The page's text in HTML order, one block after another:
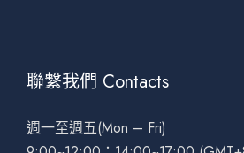
聯繫我們 Contacts
週一至週五(Mon – Fri)